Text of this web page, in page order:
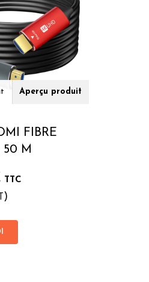
Aperçu produit
FIBRE
50 M
TTC
)